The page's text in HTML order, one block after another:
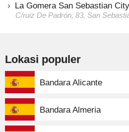
La Gomera San Sebastian City
C/ruiz De Padrón, 83, San
Lokasi populer
Bandara Alicante
Bandara Almeria